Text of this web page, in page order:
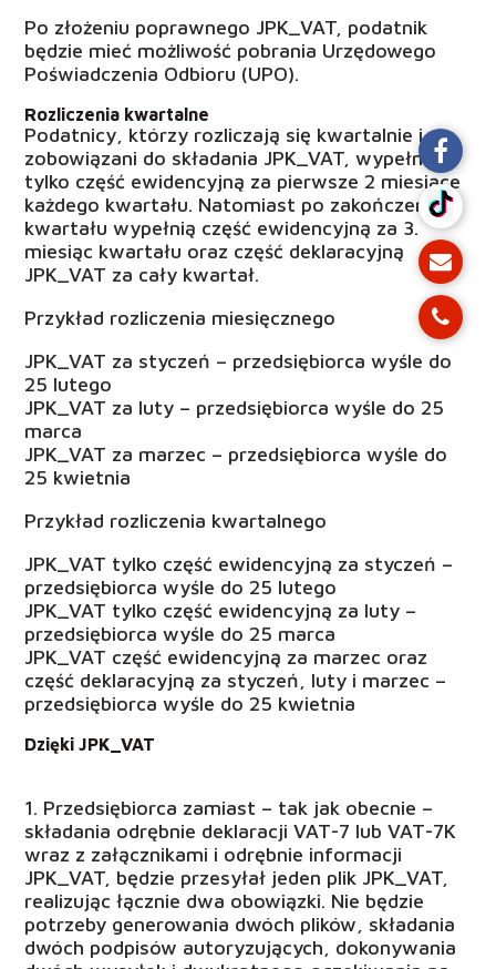
Po złożeniu poprawnego JPK_VAT, podatnik
będzie mieć możliwość pobrania Urzędowego
Poświadczenia Odbioru (UPO).
Rozliczenia kwartalne
Podatnicy, którzy rozliczają się kwartalnie i są
zobowiązani do składania JPK_VAT, wypełnią
tylko część ewidencyjną za pierwsze 2 miesiące
każdego kwartału. Natomiast po zakończeniu
kwartału wypełnią część ewidencyjną za 3.
miesiąc kwartału oraz część deklaracyjną
JPK_VAT za cały kwartał.
Przykład rozliczenia miesięcznego
JPK_VAT za styczeń – przedsiębiorca wyśle do
25 lutego
JPK_VAT za luty – przedsiębiorca wyśle do 25
marca
JPK_VAT za marzec – przedsiębiorca wyśle do
25 kwietnia
Przykład rozliczenia kwartalnego
JPK_VAT tylko część ewidencyjną za styczeń –
przedsiębiorca wyśle do 25 lutego
JPK_VAT tylko część ewidencyjną za luty –
przedsiębiorca wyśle do 25 marca
JPK_VAT część ewidencyjną za marzec oraz
część deklaracyjną za styczeń, luty i marzec –
przedsiębiorca wyśle do 25 kwietnia
Dzięki JPK_VAT
1. Przedsiębiorca zamiast – tak jak obecnie –
składania odrębnie deklaracji VAT-7 lub VAT-7K
wraz z załącznikami i odrębnie informacji
JPK_VAT, będzie przesyłał jeden plik JPK_VAT,
realizując łącznie dwa obowiązki. Nie będzie
potrzeby generowania dwóch plików, składania
dwóch podpisów autoryzujących, dokonywania